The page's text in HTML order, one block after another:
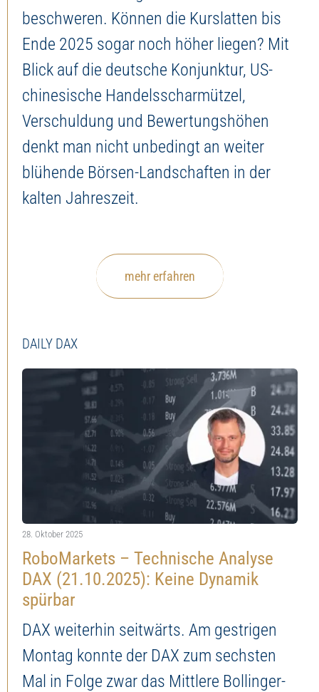
beschweren. Können die Kurslatten bis
Ende 2025 sogar noch höher liegen? Mit
Blick auf die deutsche Konjunktur, US-
chinesische Handelsscharmützel,
Verschuldung und Bewertungshöhen
denkt man nicht unbedingt an weiter
blühende Börsen-Landschaften in der
kalten Jahreszeit.
mehr erfahren
DAILY DAX
28. Oktober 2025
RoboMarkets – Technische Analyse
DAX (21.10.2025): Keine Dynamik
spürbar
DAX weiterhin seitwärts. Am gestrigen
Montag konnte der DAX zum sechsten
Mal in Folge zwar das Mittlere Bollinger-